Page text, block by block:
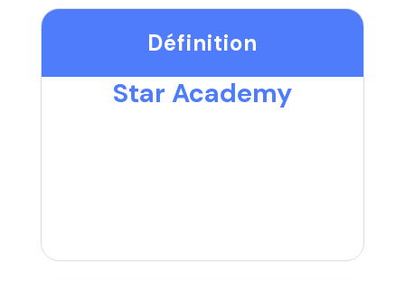
Définition
Star Academy